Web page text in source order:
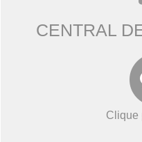
CENTRAL
Clique